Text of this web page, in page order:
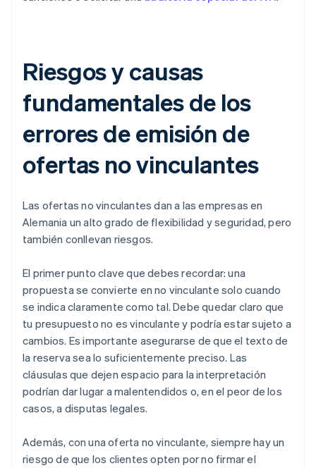
Riesgos y causas
fundamentales de los
errores de emisión de
ofertas no vinculantes
Las ofertas no vinculantes dan a las empresas en
Alemania un alto grado de flexibilidad y seguridad, pero
también conllevan riesgos.
El primer punto clave que debes recordar: una
propuesta se convierte en no vinculante solo cuando
se indica claramente como tal. Debe quedar claro que
tu presupuesto no es vinculante y podría estar sujeto a
cambios. Es importante asegurarse de que el texto de
la reserva sea lo suficientemente preciso. Las
cláusulas que dejen espacio para la interpretación
podrían dar lugar a malentendidos o, en el peor de los
casos, a disputas legales.
Además, con una oferta no vinculante, siempre hay un
riesgo de que los clientes opten por no firmar el